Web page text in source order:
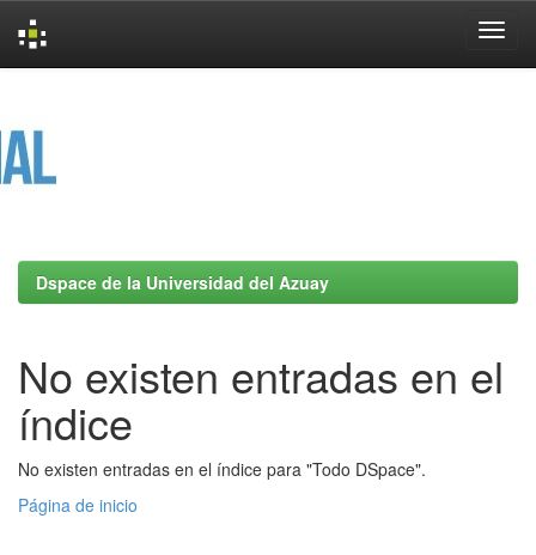
Dspace de la Universidad del Azuay
No existen entradas en el
índice
No existen entradas en el índice para "Todo DSpace".
Página de inicio